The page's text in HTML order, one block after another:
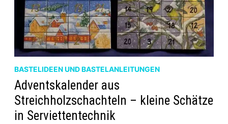
BASTELIDEEN UND BASTELANLEITUNGEN
Adventskalender aus
Streichholzschachteln – kleine Schätze
in Serviettentechnik